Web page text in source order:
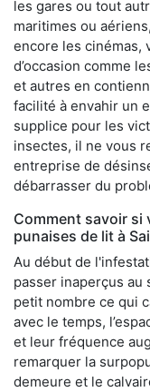
les gares ou tout
maritimes ou
encore les cinémas,
d’occasion comme
et autres en
facilité à envahir un
supplice pour les
insectes, il ne vous
entreprise de
débarrasser du
Comment savoir si
punaises de lit à
Au début de
passer inaperçus au
petit nombre ce qui
avec le temps,
et leur fréquence
remarquer la
demeure et le